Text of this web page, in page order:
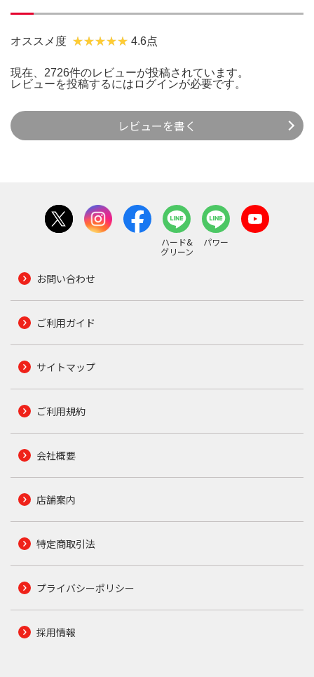
オススメ度 4.6点
現在、2726件のレビューが投稿されています。
レビューを投稿するには ログインが必要です。
レビューを書く
ハード&
グリーン
パワー
お問い合わせ
ご利用ガイド
サイトマップ
ご利用規約
会社概要
店舗案内
特定商取引法
プライバシーポリシー
採用情報